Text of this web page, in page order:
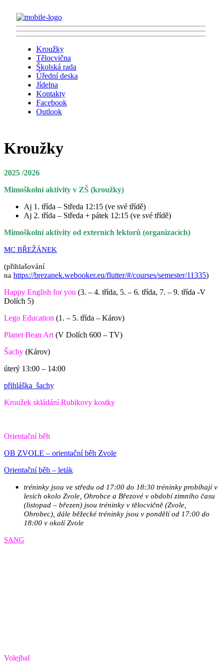
Kroužky
Tělocvična
Školská rada
Úřední deska
Jídelna
Kontakty
Facebook
Outlook
Kroužky
2025 /2026
Mimoškolní aktivity v ZŠ (kroužky)
Aj 1. třída – Středa 12:15 (ve své třídě)
Aj 2. třída – Středa + pátek 12:15 (ve své třídě)
Mimoškolní aktivity od externích lektorů (organizacích)
MC BŘEŽÁNEK
(přihlašování
na https://brezanek.webooker.eu/flutter/#/courses/semester/11335)
Happy English for you (3. – 4. třída, 5. – 6. třída, 7. – 9. třída -V
Dolích 5)
Lego Education (1. – 5. třída – Károv)
Planet Bean Art (V Dolích 600 – TV)
Šachy (Károv)
úterý 13:00 – 14:00
přihláška_šachy
Kroužek skládání Rubikovy kostky
Orientační běh
OB ZVOLE – orientační běh Zvole
Orientační běh – leták
tréninky jsou ve středu od 17:00 do 18:30 tréninky probíhají v
lesích okolo Zvole, Ohrobce a Březové v období zimního času
(listopad – březen) jsou tréninky v tělocvičně (Zvole,
Ohrobec), dále běžecké tréninky jsou v pondělí od 17:00 do
18:00 v okolí Zvole
SANG
Volejbal